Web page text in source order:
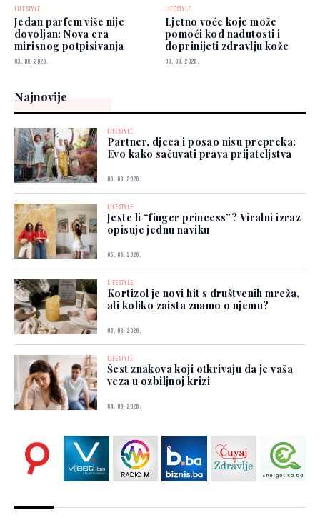
LIFESTYLE
Jedan parfem više nije
dovoljan: Nova era
mirisnog potpisivanja
03. 08. 2026.
LIFESTYLE
Ljetno voće koje može
pomoći kod nadutosti i
doprinijeti zdravlju kože
03. 08. 2026.
Najnovije
LIFESTYLE
Partner, djeca i posao nisu prepreka:
Evo kako sačuvati prava prijateljstva
06. 08. 2026.
LIFESTYLE
Jeste li “finger princess”? Viralni izraz
opisuje jednu naviku
05. 08. 2026.
LIFESTYLE
Kortizol je novi hit s društvenih mreža,
ali koliko zaista znamo o njemu?
05. 08. 2026.
LIFESTYLE
Šest znakova koji otkrivaju da je vaša
veza u ozbiljnoj krizi
04. 08. 2026.